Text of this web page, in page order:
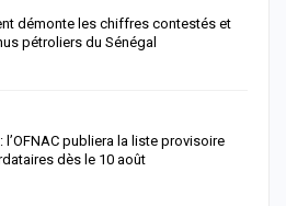
démonte les chiffres contestés et
pétroliers du Sénégal
publiera la liste provisoire
dès le 10 août